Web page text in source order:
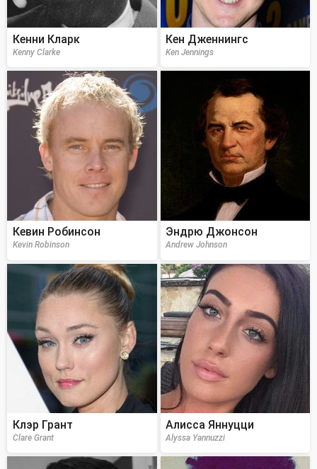
Кенни Кларк
Kenny Clarke
Кен Дженнингс
Ken Jennings
Кевин Робинсон
Kevin Robinson
Эндрю Джонсон
Andrew Johnson
Клэр Грант
Clare Grant
Алисса Яннуцци
Alyssa Yannuzzi